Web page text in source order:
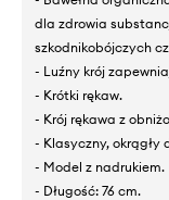
dla zdrowia
szkodnikobójczych
- Luźny krój
- Krótki rękaw.
- Krój rękawa z
- Klasyczny, okrągły
- Model z nadrukiem.
- Długość: 76 cm.